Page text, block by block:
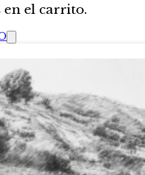
en el carrito.